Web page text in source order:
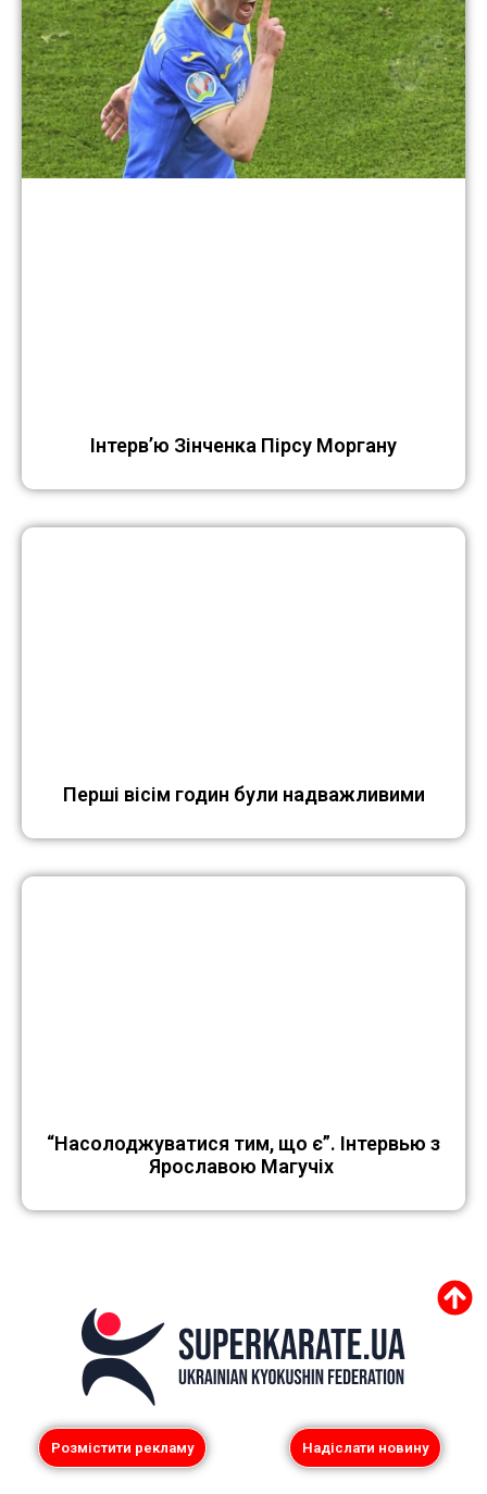
Інтерв’ю Зінченка Пірсу Моргану
Перші вісім годин були надважливими
“Насолоджуватися тим, що є”. Інтервью з
Ярославою Магучіх
Розмістити рекламу Надіслати новину